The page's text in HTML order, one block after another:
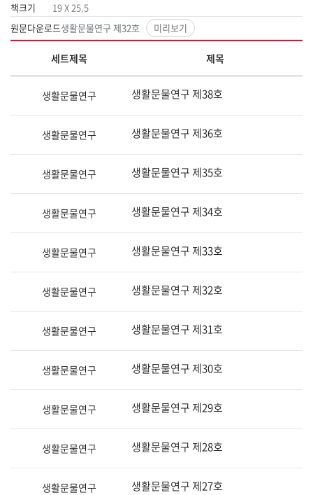
책크기
19 X 25.5
원문다운로드생활문물연구 제32호 미리보기
리
별
목
록
세트제목 제목
생활문물연구 생활문물연구 제38호
생활문물연구 생활문물연구 제36호
생활문물연구 생활문물연구 제35호
생활문물연구 생활문물연구 제34호
생활문물연구 생활문물연구 제33호
생활문물연구 생활문물연구 제32호
생활문물연구 생활문물연구 제31호
생활문물연구 생활문물연구 제30호
생활문물연구 생활문물연구 제29호
생활문물연구 생활문물연구 제28호
생활문물연구 생활문물연구 제27호